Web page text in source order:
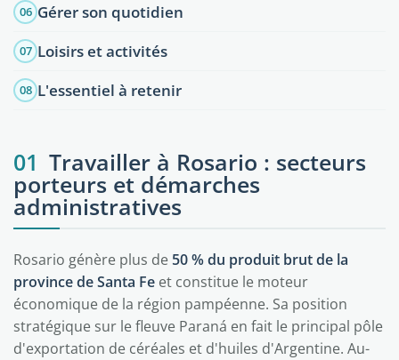
06 Gérer son quotidien
07 Loisirs et activités
08 L'essentiel à retenir
01 Travailler à Rosario : secteurs
porteurs et démarches
administratives
Rosario génère plus de 50 % du produit brut de la
province de Santa Fe et constitue le moteur
économique de la région pampéenne. Sa position
stratégique sur le fleuve Paraná en fait le principal pôle
d'exportation de céréales et d'huiles d'Argentine. Au-